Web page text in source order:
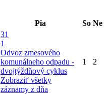
Pia So Ne
31
1
Odvoz zmesového
komunálneho odpadu -
dvojtýždňový cyklus
Zobraziť všetky
záznamy z dňa
1 2